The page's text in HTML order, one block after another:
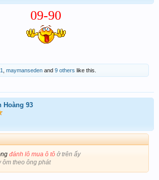
09-90
maymanseden and 9 others like this.
Hoàng 93
đánh lô mua ô tô ở trên ấy
ôm theo ông phát